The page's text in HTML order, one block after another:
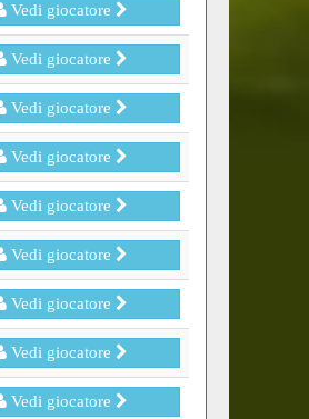
Vedi giocatore
Vedi giocatore
Vedi giocatore
Vedi giocatore
Vedi giocatore
Vedi giocatore
Vedi giocatore
Vedi giocatore
Vedi giocatore